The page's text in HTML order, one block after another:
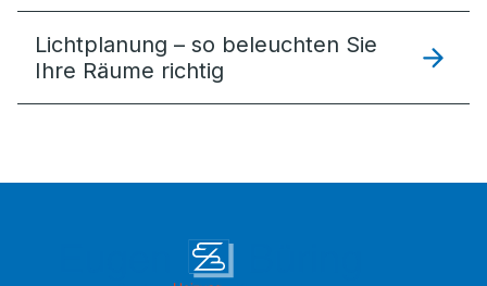
Lichtplanung – so beleuchten Sie
Ihre Räume richtig